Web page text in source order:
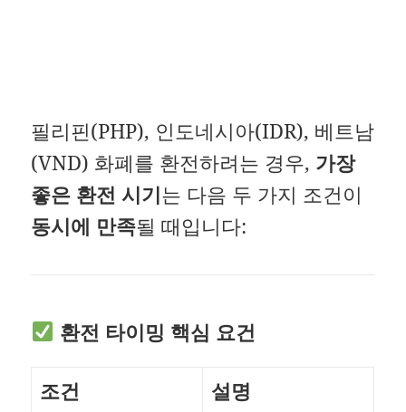
필리핀(PHP), 인도네시아(IDR), 베트남
(VND) 화폐를 환전하려는 경우, 가장
좋은 환전 시기는 다음 두 가지 조건이
동시에 만족될 때입니다:
환전 타이밍 핵심 요건
조건
설명